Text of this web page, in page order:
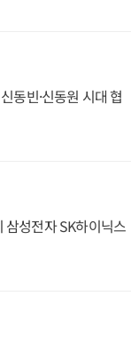
동빈·신동원 시대 협
삼성전자 SK하이닉스